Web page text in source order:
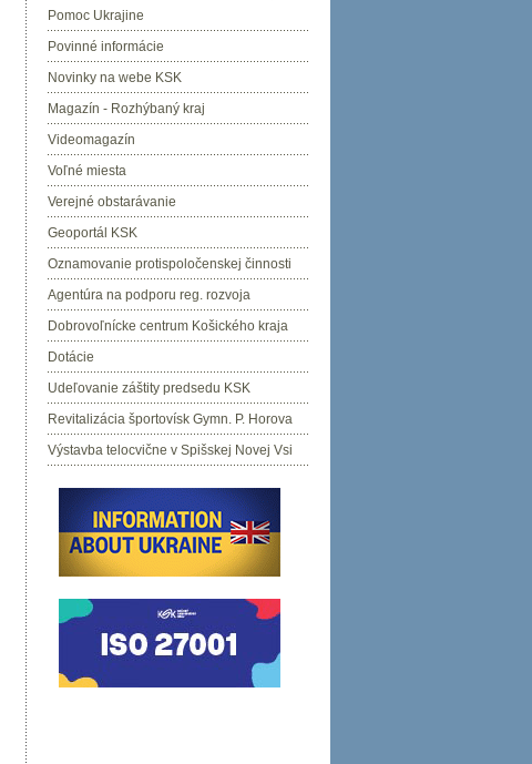
Pomoc Ukrajine
Povinné informácie
Novinky na webe KSK
Magazín - Rozhýbaný kraj
Videomagazín
Voľné miesta
Verejné obstarávanie
Geoportál KSK
Oznamovanie protispoločenskej činnosti
Agentúra na podporu reg. rozvoja
Dobrovoľnícke centrum Košického kraja
Dotácie
Udeľovanie záštity predsedu KSK
Revitalizácia športovísk Gymn. P. Horova
Výstavba telocvične v Spišskej Novej Vsi